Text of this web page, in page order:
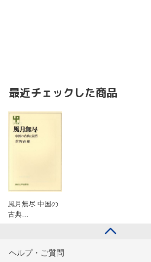
最近チェックした商品
風月無尽 中国の
古典…
ヘルプ・ご質問